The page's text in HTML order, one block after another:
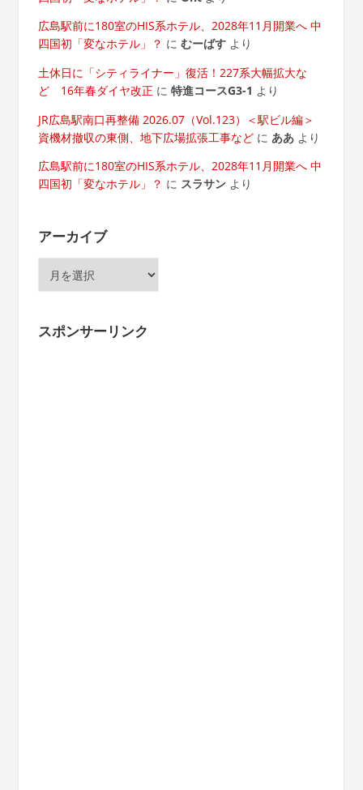
広島駅前に180室のHIS系ホテル、2028年11月開業へ 中
四国初「変なホテル」？ に むーばすより
土休日に「シティライナー」復活！227系大幅拡大な
ど 16年春ダイヤ改正 に 特進コースG3-1 より
JR広島駅南口再整備 2026.07（Vol.123）＜駅ビル編＞
資機材撤収の東側、地下広場拡張工事などに ああより
広島駅前に180室のHIS系ホテル、2028年11月開業へ 中
四国初「変なホテル」？ に スラサンより
アーカイブ
ブ
スポンサーリンク